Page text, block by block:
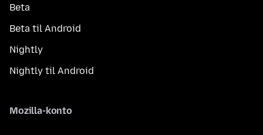
Beta
Beta til Android
Nightly
Nightly til Android
Mozilla-konto